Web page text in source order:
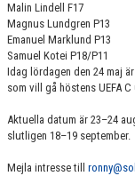
Malin Lindell F17
Magnus Lundgren P13
Emanuel Marklund P13
Samuel Kotei P18/P11
Idag lördagen den 24 maj
som vill gå höstens UEFA
Aktuella datum är 23–24
slutligen 18–19 september.
Mejla intresse till